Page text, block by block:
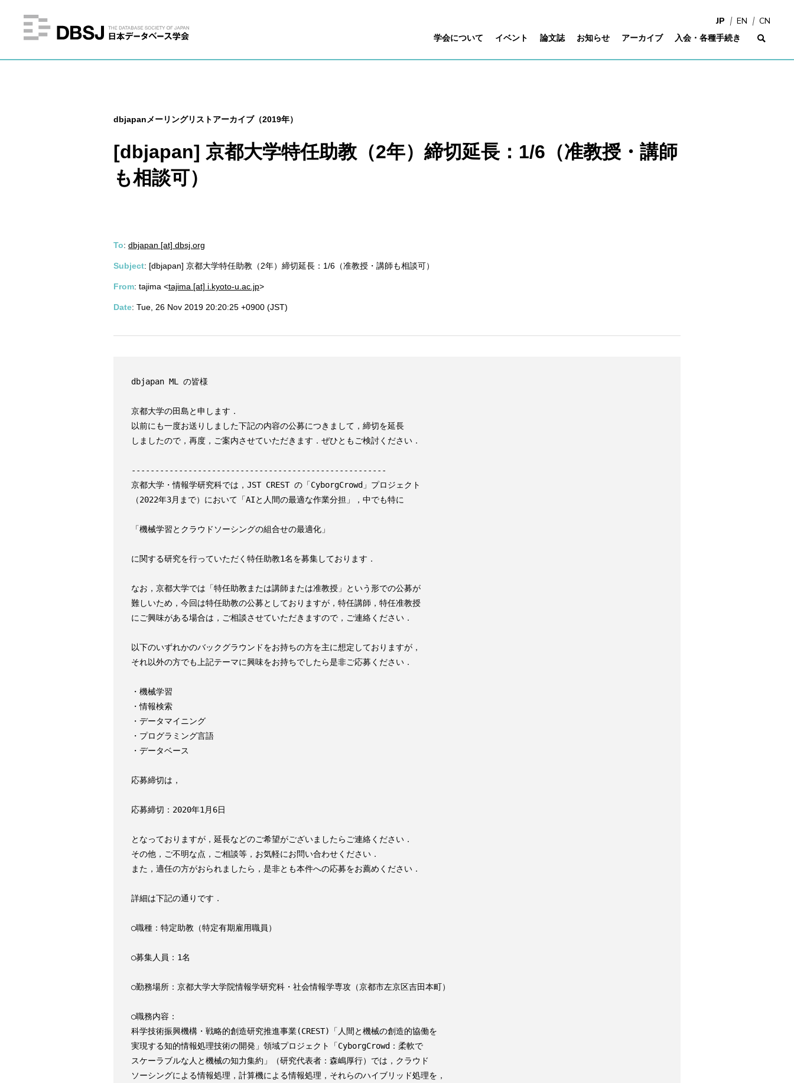
学会について イベント 論文誌 お知らせ アーカイブ 入会・各種手続き
JP EN CN
dbjapanメーリングリストアーカイブ（2019年）
[dbjapan] 京都大学特任助教（2年）締切延長：1/6（准教授・講師
も相談可）
To: dbjapan [at] dbsj.org
Subject: [dbjapan] 京都大学特任助教（2年）締切延長：1/6（准教授・講師も相談可）
From: tajima <tajima [at] i.kyoto-u.ac.jp>
Date: Tue, 26 Nov 2019 20:20:25 +0900 (JST)
dbjapan ML の皆様
京都大学の田島と申します．
以前にも一度お送りしました下記の内容の公募につきまして，締切を延長
しましたので，再度，ご案内させていただきます．ぜひともご検討ください．
------------------------------------------------------
京都大学・情報学研究科では，JST CREST の「CyborgCrowd」プロジェクト
（2022年3月まで）において「AIと人間の最適な作業分担」，中でも特に
「機械学習とクラウドソーシングの組合せの最適化」
に関する研究を行っていただく特任助教1名を募集しております．
なお，京都大学では「特任助教または講師または准教授」という形での公募が
難しいため，今回は特任助教の公募としておりますが，特任講師，特任准教授
にご興味がある場合は，ご相談させていただきますので，ご連絡ください．
以下のいずれかのバックグラウンドをお持ちの方を主に想定しておりますが，
それ以外の方でも上記テーマに興味をお持ちでしたら是非ご応募ください．
・機械学習
・情報検索
・データマイニング
・プログラミング言語
・データベース
応募締切は，
応募締切：2020年1月6日
となっておりますが，延長などのご希望がございましたらご連絡ください．
その他，ご不明な点，ご相談等，お気軽にお問い合わせください．
また，適任の方がおられましたら，是非とも本件への応募をお薦めください．
詳細は下記の通りです．
○職種：特定助教（特定有期雇用職員）
○募集人員：1名
○勤務場所：京都大学大学院情報学研究科・社会情報学専攻（京都市左京区吉田本町）
○職務内容：
科学技術振興機構・戦略的創造研究推進事業(CREST)「人間と機械の創造的協働を
実現する知的情報処理技術の開発」領域プロジェクト「CyborgCrowd：柔軟で
スケーラブルな人と機械の知力集約」（研究代表者：森嶋厚行）では，クラウド
ソーシングによる情報処理，計算機による情報処理，それらのハイブリッド処理を，